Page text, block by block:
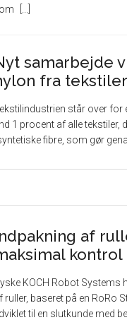
samarbejde
fra tekstiler
står over for
1 procent af alle tekstiler,
fibre, som gør
af
kontrol
KOCH Robot Systems
ruller, baseret på en RoRo
til en slutkunde med